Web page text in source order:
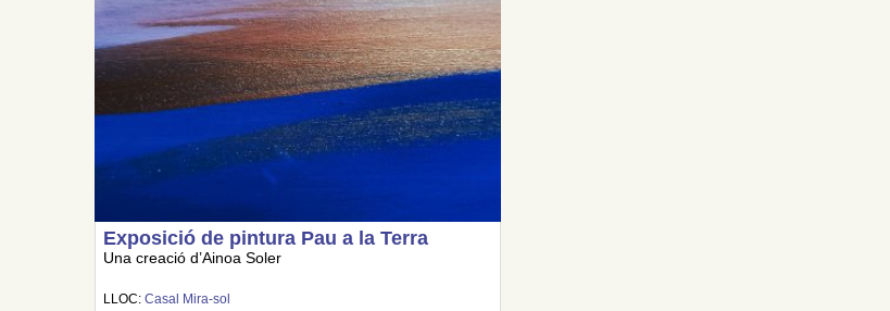
Exposició de pintura Pau a la Terra
Una creació d’Ainoa Soler
LLOC:Casal Mira-sol